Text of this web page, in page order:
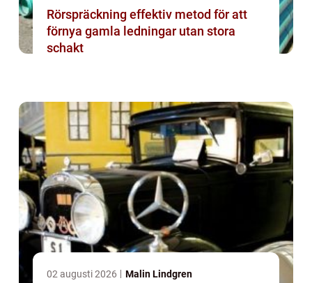
Rörspräckning effektiv metod för att
förnya gamla ledningar utan stora
schakt
02 augusti 2026 Malin Lindgren